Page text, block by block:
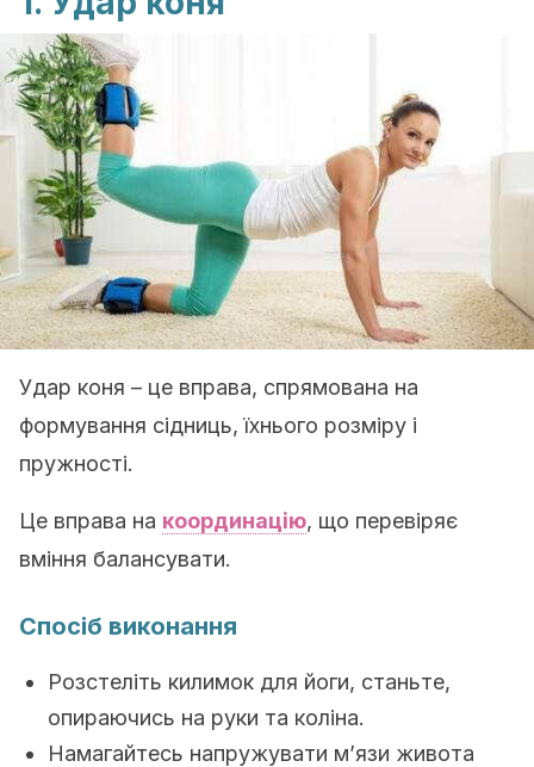
Удар коня – це вправа, спрямована на
формування сідниць, їхнього розміру і
пружності.
Це вправа на координацію, що перевіряє
вміння балансувати.
Спосіб виконання
Розстеліть килимок для йоги, станьте,
опираючись на руки та коліна.
Намагайтесь напружувати м’язи живота